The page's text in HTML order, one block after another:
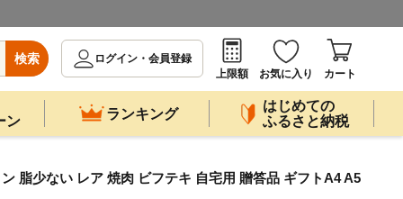
検索
ログイン・会員登録
上限額
お気に入り カート
ン
ランキング
はじめての
ふるさと納税
脂少ない レア 焼肉 ビフテキ 自宅用 贈答品 ギフトA4 A5